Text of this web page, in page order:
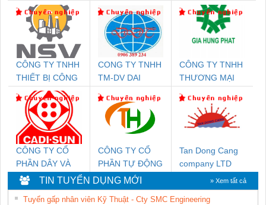
CÔNG TY TNHH
THIẾT BỊ CÔNG
NGHIỆP NIHON
SETSUBI VIỆT
NAM
CONG TY TNHH
TM-DV DAI
CÔNG TY TNHH
THƯƠNG MẠI
THUẬT ĐIỆN CƠ
GIA HƯNG
PHÁT
CÔNG TY CỔ
PHẦN DÂY VÀ
CÁP ĐIỆN
THƯỢNG ĐÌNH
CÔNG TY CỔ
PHẦN TỰ ĐỘNG
TIẾN HƯNG
Tan Dong Cang
company LTD
TIN TUYỂN DỤNG MỚI » Xem tất cả
Tuyển gấp nhân viên Kỹ Thuật - Cty SMC Engineering